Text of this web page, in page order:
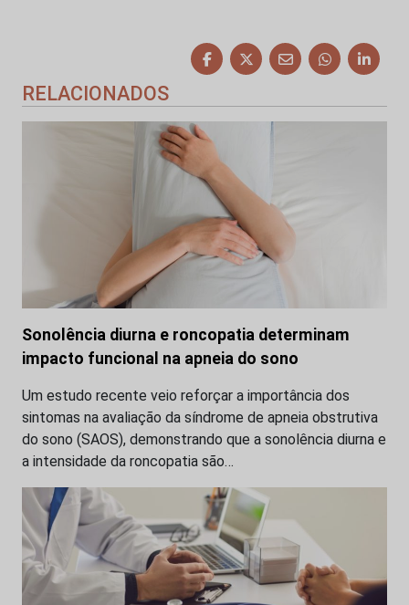
RELACIONADOS
Sonolência diurna e roncopatia determinam
impacto funcional na apneia do sono
Um estudo recente veio reforçar a importância dos
sintomas na avaliação da síndrome de apneia obstrutiva
do sono (SAOS), demonstrando que a sonolência diurna e
a intensidade da roncopatia são…